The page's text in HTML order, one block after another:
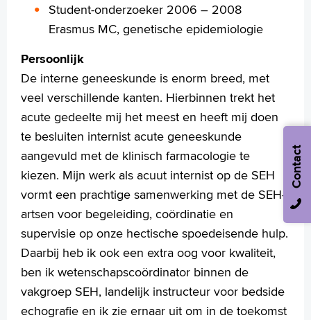
Student-onderzoeker 2006 – 2008
Erasmus MC, genetische epidemiologie
Persoonlijk
De interne geneeskunde is enorm breed, met
veel verschillende kanten. Hierbinnen trekt het
acute gedeelte mij het meest en heeft mij doen
te besluiten internist acute geneeskunde
aangevuld met de klinisch farmacologie te
kiezen. Mijn werk als acuut internist op de SEH
vormt een prachtige samenwerking met de SEH-
artsen voor begeleiding, coördinatie en
supervisie op onze hectische spoedeisende hulp.
Daarbij heb ik ook een extra oog voor kwaliteit,
ben ik wetenschapscoördinator binnen de
vakgroep SEH, landelijk instructeur voor bedside
echografie en ik zie ernaar uit om in de toekomst
Contact